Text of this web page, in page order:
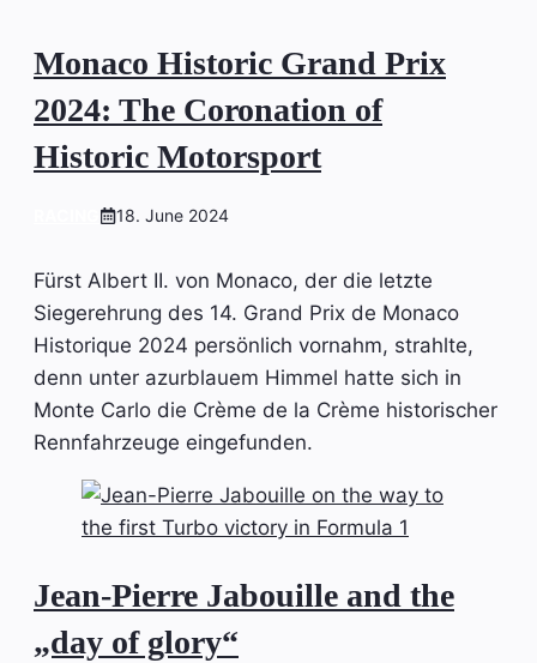
Monaco Historic Grand Prix
2024: The Coronation of
Historic Motorsport
18. June 2024
Fürst Albert II. von Monaco, der die letzte
Siegerehrung des 14. Grand Prix de Monaco
Historique 2024 persönlich vornahm, strahlte,
denn unter azurblauem Himmel hatte sich in
Monte Carlo die Crème de la Crème historischer
Rennfahrzeuge eingefunden.
Jean-Pierre Jabouille and the
„day of glory“